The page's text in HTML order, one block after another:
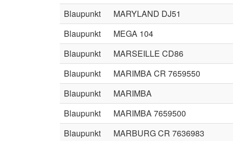
Blaupunkt
MARYLAND DJ51
Blaupunkt
MEGA 104
Blaupunkt
MARSEILLE CD86
Blaupunkt
MARIMBA CR 7659550
Blaupunkt
MARIMBA
Blaupunkt
MARIMBA 7659500
Blaupunkt
MARBURG CR 7636983